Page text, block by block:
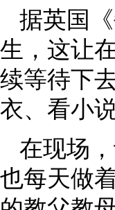
据英国
生，这让
续等待下
衣、看小
在现场
也每天做